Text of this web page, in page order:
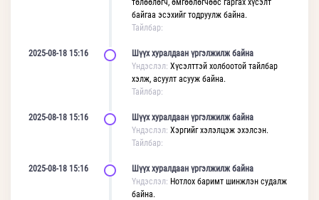
төлөөлөгч, өмгөөлөгчөөс гаргах хүсэлт
байгаа эсэхийг тодруулж байна.
Тайлбар:
2025-08-18 15:16
Шүүх хуралдаан үргэлжилж байна
Үндэслэл: Хүсэлттэй холбоотой тайлбар
хэлж, асуулт асууж байна.
Тайлбар:
2025-08-18 15:16
Шүүх хуралдаан үргэлжилж байна
Үндэслэл: Хэргийг хэлэлцэж эхэлсэн.
Тайлбар:
2025-08-18 15:16
Шүүх хуралдаан үргэлжилж байна
Үндэслэл: Нотлох баримт шинжлэн судалж
байна.